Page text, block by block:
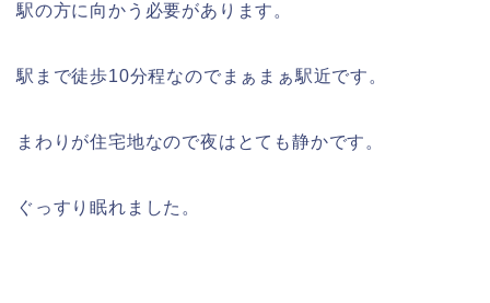
駅の方に向かう必要があります。
駅まで徒歩10分程なのでまぁまぁ駅近です。
まわりが住宅地なので夜はとても静かです。
ぐっすり眠れました。